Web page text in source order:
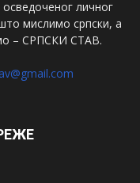
личног
мислимо српски, а
– СРПСКИ СТАВ.